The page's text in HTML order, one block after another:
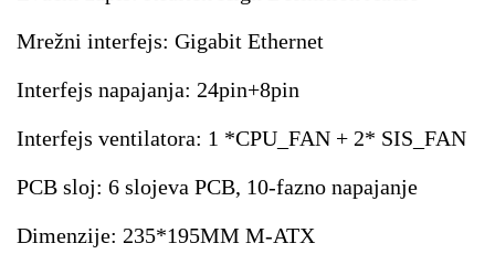
Mrežni interfejs: Gigabit Ethernet
Interfejs napajanja: 24pin+8pin
Interfejs ventilatora: 1 *CPU_FAN + 2* SIS_FAN
PCB sloj: 6 slojeva PCB, 10-fazno napajanje
Dimenzije: 235*195MM M-ATX